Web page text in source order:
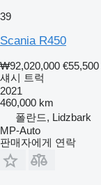
39
Scania R450
₩92,020,000 €55,500
섀시 트럭
2021
460,000 km
폴란드, Lidzbark
MP-Auto
판매자에게 연락